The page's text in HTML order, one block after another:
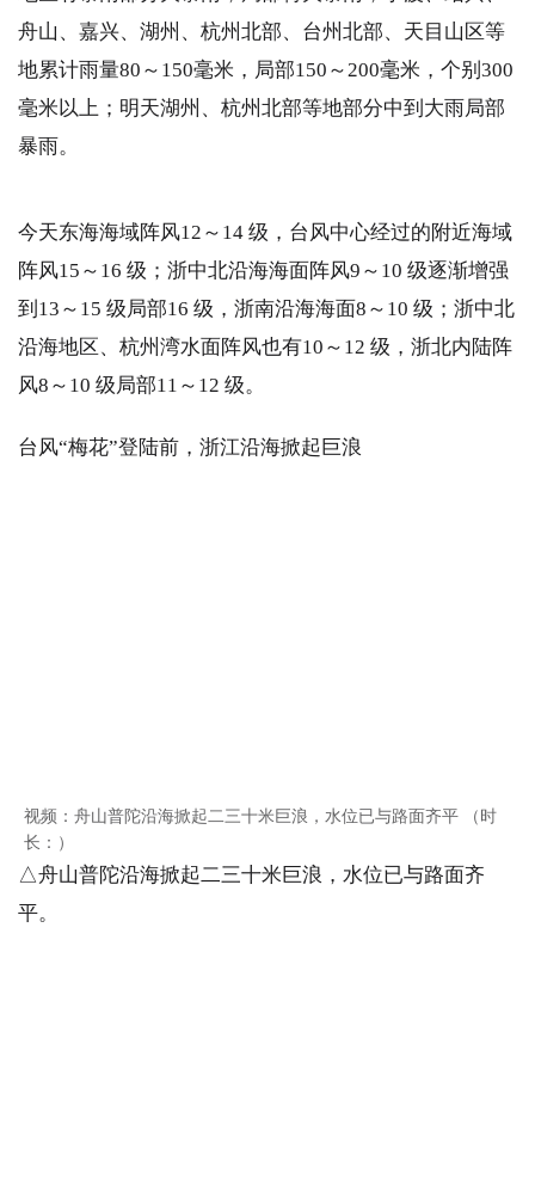
舟山、嘉兴、湖州、杭州北部、台州北部、天目山区等
地累计雨量80～150毫米，局部150～200毫米，个别300
毫米以上；明天湖州、杭州北部等地部分中到大雨局部
暴雨。
今天东海海域阵风12～14 级，台风中心经过的附近海域
阵风15～16 级；浙中北沿海海面阵风9～10 级逐渐增强
到13～15 级局部16 级，浙南沿海海面8～10 级；浙中北
沿海地区、杭州湾水面阵风也有10～12 级，浙北内陆阵
风8～10 级局部11～12 级。
台风“梅花”登陆前，浙江沿海掀起巨浪
视频：舟山普陀沿海掀起二三十米巨浪，水位已与路面齐平 （时
长：）
△舟山普陀沿海掀起二三十米巨浪，水位已与路面齐
平。